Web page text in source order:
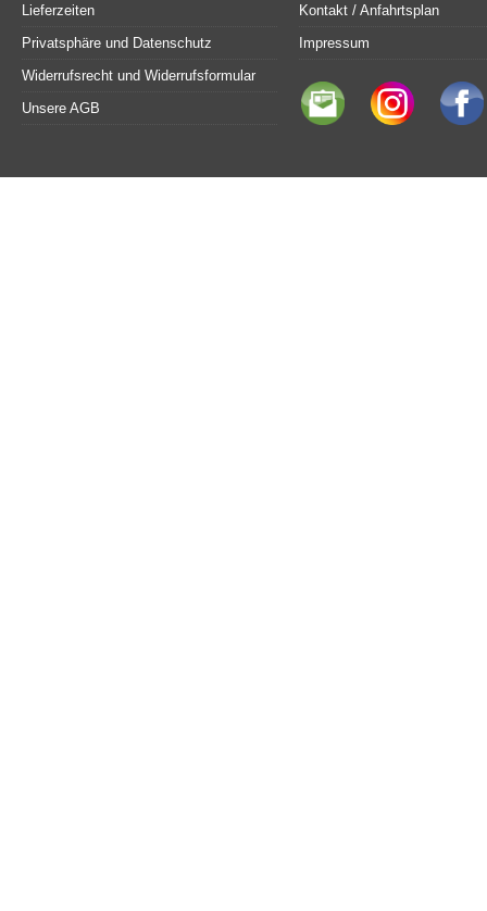
Lieferzeiten
Privatsphäre und Datenschutz
Widerrufsrecht und Widerrufsformular
Unsere AGB
Kontakt / Anfahrtsplan
Impressum